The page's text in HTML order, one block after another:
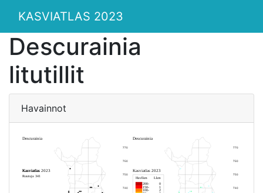
KASVIATLAS 2023
Descurainia
litutillit
Havainnot